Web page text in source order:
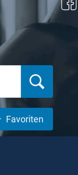
Favoriten